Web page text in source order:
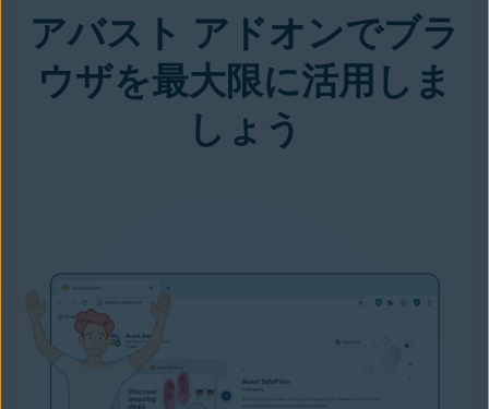
アバスト アドオンでブラ
ウザを最大限に活用しま
しょう